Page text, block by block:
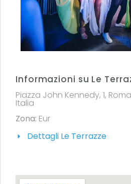
Informazioni su Le
Piazza John Kennedy, 1,
Italia
Zona: Eur
Dettagli Le Terrazze